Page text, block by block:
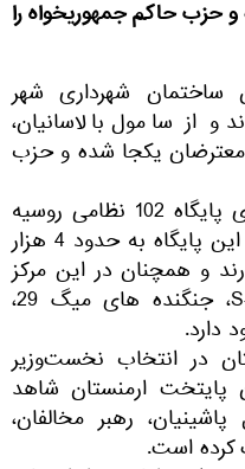
حزب حاکم جمهوریخواه را
ساختمان شهرداری شهر
و از سامول بالاسانیان،
معترضان یکجا شده و حزب
در این شهر یکی از گارنیزیون‌های پایگاه 102 نظامی روسیه
در ارمنستان واقع شده است. در این پایگاه به حدود 4 هزار
و همچنان در این مرکز
سیستم‌های دفاع راکتی S-300V، جنگنده های میگ 29،
دارد.
در انتخاب نخست‌وزیر
پایتخت ارمنستان شاهد
رهبر مخالفان،
کرده است.